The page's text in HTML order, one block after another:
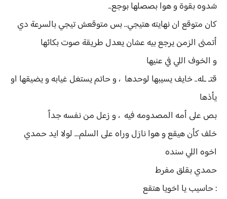
شدوه بقوة و هوا بصصلها بوجع..
كان متوقع ان نهايته هتيجي.. بس متوقعش تيجي بالسرعة دي
أتمنى الزمن يرجع بيه عشان يعدل طريقة صوت بكائها
و الخوف اللي في عنيها
قتـ ـله.. خايف يسيبها لوحدها ، و حاتم يستغل غيابه و يضيقها او
يأذها
بص على أمه المصدومه فيه ، و زعل من نفسه جداً
خلف كأن هيقع و هوا نازل وراه على السلم... لولا ايد حمدي
اخوه اللي سنده
حمدي بقلق مفرط
: حاسيب يا اخويا هتقع